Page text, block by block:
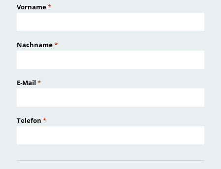
Vorname*
Nachname*
E-Mail *
Telefon *